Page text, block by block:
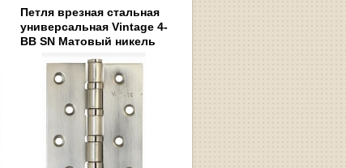
Петля врезная стальная
универсальная Vintage 4-
BB SN Матовый никель